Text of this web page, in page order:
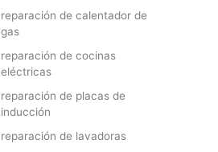
reparación de calentador de
gas
reparación de cocinas
eléctricas
reparación de placas de
inducción
reparación de lavadoras